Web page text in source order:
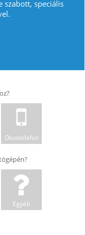
szabott, speciális
Okostelefon
Egyéb